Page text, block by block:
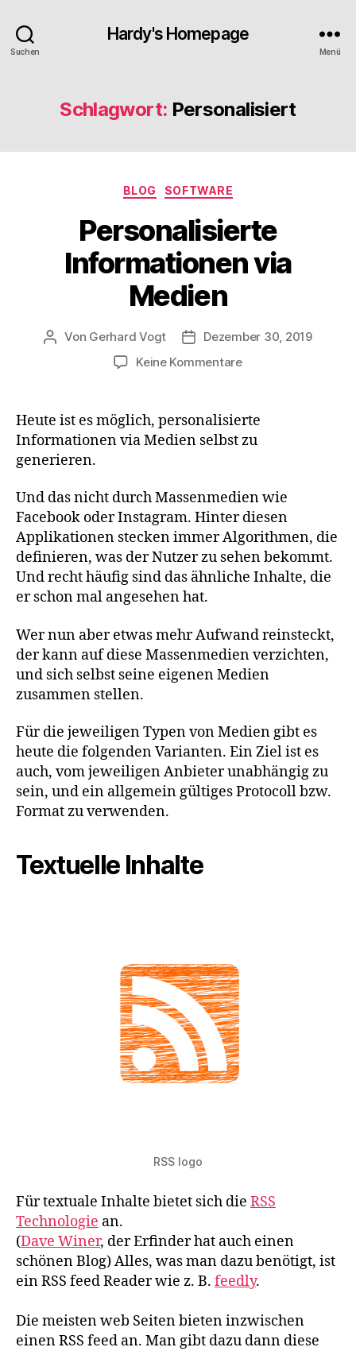
Suchen
Hardy's Homepage
Menü
Schlagwort: Personalisiert
Kategorien
BLOG SOFTWARE
Personalisierte
Informationen via
Medien
Beitragsautor
Von Gerhard Vogt Veröffentlichungsdatum
Dezember 30, 2019
Keine Kommentarezu
via
Heute ist es möglich, personalisierte
Informationen via Medien selbst zu
generieren.
Und das nicht durch Massenmedien wie
Facebook oder Instagram. Hinter diesen
Applikationen stecken immer Algorithmen, die
definieren, was der Nutzer zu sehen bekommt.
Und recht häufig sind das ähnliche Inhalte, die
er schon mal angesehen hat.
Wer nun aber etwas mehr Aufwand reinsteckt,
der kann auf diese Massenmedien verzichten,
und sich selbst seine eigenen Medien
zusammen stellen.
Für die jeweiligen Typen von Medien gibt es
heute die folgenden Varianten. Ein Ziel ist es
auch, vom jeweiligen Anbieter unabhängig zu
sein, und ein allgemein gültiges Protocoll bzw.
Format zu verwenden.
Textuelle Inhalte
RSS logo
Für textuale Inhalte bietet sich die RSS
Technologie an.
(Dave Winer, der Erfinder hat auch einen
schönen Blog) Alles, was man dazu benötigt, ist
ein RSS feed Reader wie z. B. feedly.
Die meisten web Seiten bieten inzwischen
einen RSS feed an. Man gibt dazu dann diese